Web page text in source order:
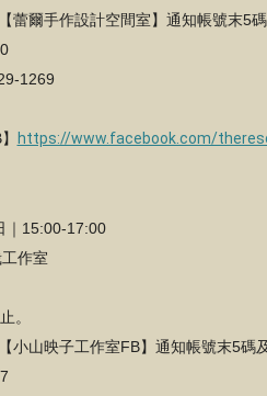
蕾爾手作設計空間室】通知帳號末5
1269
https://www.facebook.com/
｜15:00-17:00
作室
。
小山映子工作室FB】通知帳號末5碼